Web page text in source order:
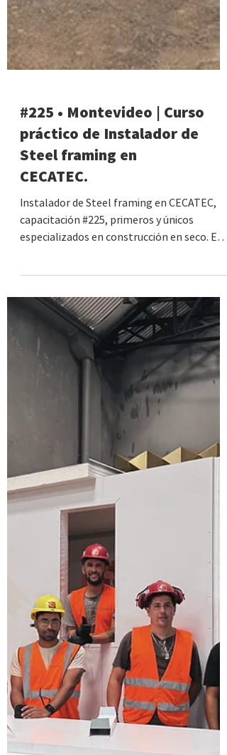
práctico de Instalador de
Steel framing en
CECATEC.
Instalador de Steel framing en CECATEC,
capacitación #225, primeros y únicos
especializados en construcción en seco. Es